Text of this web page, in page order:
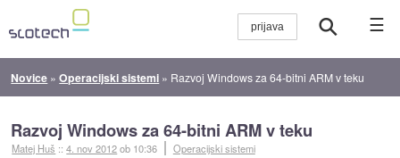
☰
Novice »Operacijski sistemi » Razvoj Windows za 64-bitni ARM v teku
Razvoj Windows za 64-bitni ARM v teku
Matej Huš ::4. nov 2012ob 10:36 Operacijski sistemi